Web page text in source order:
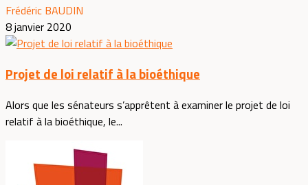
Frédéric BAUDIN
8 janvier 2020
Projet de loi relatif à la bioéthique
Alors que les sénateurs s’apprêtent à examiner le projet de loi
relatif à la bioéthique, le...